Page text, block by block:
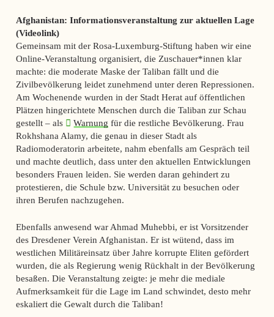
Afghanistan: Informationsveranstaltung zur aktuellen Lage
(Videolink)
Gemeinsam mit der Rosa-Luxemburg-Stiftung haben wir eine
Online-Veranstaltung organisiert, die Zuschauer*innen klar
machte: die moderate Maske der Taliban fällt und die
Zivilbevölkerung leidet zunehmend unter deren Repressionen.
Am Wochenende wurden in der Stadt Herat auf öffentlichen
Plätzen hingerichtete Menschen durch die Taliban zur Schau
gestellt – als
Warnung für die restliche Bevölkerung. Frau
Rokhshana Alamy, die genau in dieser Stadt als
Radiomoderatorin arbeitete, nahm ebenfalls am Gespräch teil
und machte deutlich, dass unter den aktuellen Entwicklungen
besonders Frauen leiden. Sie werden daran gehindert zu
protestieren, die Schule bzw. Universität zu besuchen oder
ihren Berufen nachzugehen.
Ebenfalls anwesend war Ahmad Muhebbi, er ist Vorsitzender
des Dresdener Verein Afghanistan. Er ist wütend, dass im
westlichen Militäreinsatz über Jahre korrupte Eliten gefördert
wurden, die als Regierung wenig Rückhalt in der Bevölkerung
besaßen. Die Veranstaltung zeigte: je mehr die mediale
Aufmerksamkeit für die Lage im Land schwindet, desto mehr
eskaliert die Gewalt durch die Taliban!